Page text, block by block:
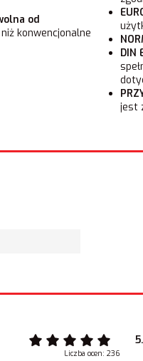
od
niż konwencjonalne
DIN
jest
Liczba ocen: 236